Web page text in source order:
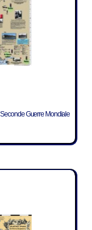
Guerre Mondiale